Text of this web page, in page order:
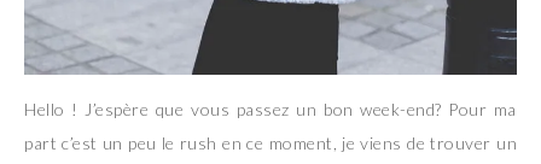
Hello ! J’espère que vous passez un bon week-end? Pour ma
part c’est un peu le rush en ce moment, je viens de trouver un